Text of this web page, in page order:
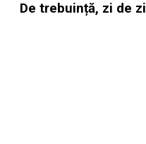
De trebuință, zi de zi